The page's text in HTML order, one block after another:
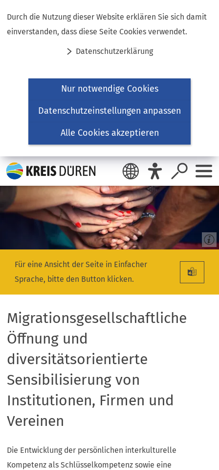
Durch die Nutzung dieser Website erklären Sie sich damit
einverstanden, dass diese Seite Cookies verwendet.
Datenschutzerklärung
Nur notwendige Cookies
Datenschutzeinstellungen anpassen
Alle Cookies akzeptieren
Inhalt anspringen
Für eine Ansicht der Seite in Einfacher
Sprache, bitte den Button klicken.
Migrationsgesellschaftliche
Öffnung und
diversitätsorientierte
Sensibilisierung von
Institutionen, Firmen und
Vereinen
Die Entwicklung der persönlichen interkulturelle
Kompetenz als Schlüsselkompetenz sowie eine